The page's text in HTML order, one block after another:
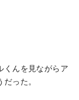
くんを見ながらア
った。